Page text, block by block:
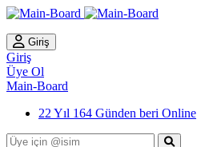
Giriş
Giriş
Üye Ol
Main-Board
22 Yıl 164 Günden beri Online